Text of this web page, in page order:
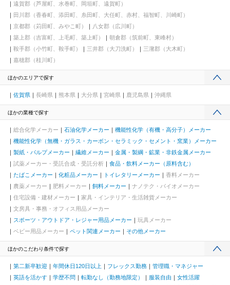
遠賀郡（芦屋町、水巻町、岡垣町、遠賀町）
田川郡（香春町、添田町、糸田町、大任町、赤村、福智町、川崎町）
京都郡（苅田町、みやこ町）
八女郡（広川町）
築上郡（吉富町、上毛町、築上町）
朝倉郡（筑前町、東峰村）
鞍手郡（小竹町、鞍手町）
三井郡（大刀洗町）
三潴郡（大木町）
嘉穂郡（桂川町）
ほかのエリアで探す
佐賀県 長崎県 熊本県 大分県 宮崎県 鹿児島県 沖縄県
ほかの業種で探す
総合化学メーカー 石油化学メーカー
機能性化学（有機・高分子）メーカー
機能性化学（無機・ガラス・カーボン・セラミック・セメント・窯業）メーカー
製紙・パルプメーカー
繊維メーカー
金属・製綱・鉱業・非鉄金属メーカー
試薬メーカー・受託合成・受託分析
食品・飲料メーカー（原料含む）
たばこメーカー
化粧品メーカー トイレタリーメーカー
香料メーカー
農薬メーカー
肥料メーカー 飼料メーカー
ナノテク・バイオメーカー
住宅設備・建材メーカー
家具・インテリア・生活雑貨メーカー
文房具・事務・オフィス用品メーカー
スポーツ・アウトドア・レジャー用品メーカー
玩具メーカー
ベビー用品メーカー
ペット関連メーカー その他メーカー
ほかのこだわり条件で探す
第二新卒歓迎 年間休日120日以上 フレックス勤務
管理職・マネジャー
英語を活かす
学歴不問 転勤なし（勤務地限定） 服装自由
女性活躍